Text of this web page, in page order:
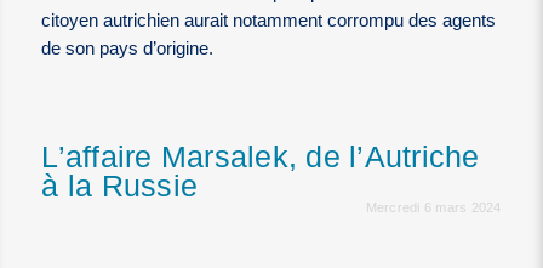
citoyen autrichien aurait notamment corrompu des agents
de son pays d’origine.
L’affaire Marsalek, de l’Autriche
à la Russie
Mercredi 6 mars 2024